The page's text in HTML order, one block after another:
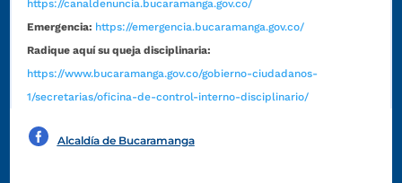
https://canaldenuncia.bucaramanga.gov.co/
Emergencia: https://emergencia.bucaramanga.gov.co/
Radique aquí su queja disciplinaria:
https://www.bucaramanga.gov.co/gobierno-ciudadanos-
1/secretarias/oficina-de-control-interno-disciplinario/
Alcaldía de Bucaramanga